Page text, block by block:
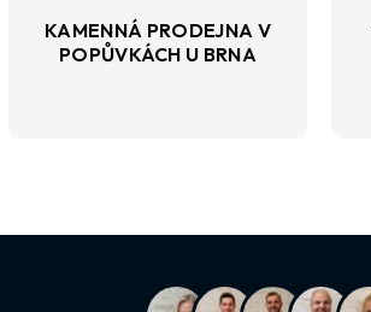
KAMENNÁ PRODEJNA V
POPŮVKÁCH U BRNA